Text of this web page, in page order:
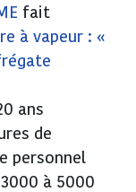
fait
à vapeur : «
ans
de
personnel
à 5000